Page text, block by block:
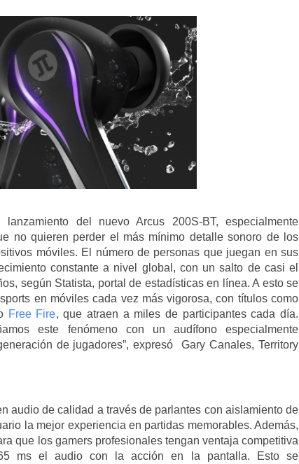
lanzamiento del nuevo Arcus 200S-BT, especialmente
no quieren perder el más mínimo detalle sonoro de los
móviles. El número de personas que juegan en sus
constante a nivel global, con un salto de casi el
según Statista, portal de estadísticas en línea. A esto se
en móviles cada vez más vigorosa, con títulos como
Free Fire, que atraen a miles de participantes cada día.
este fenómeno con un audífono especialmente
de jugadores”, expresóGary Canales, Territory
audio de calidad a través de parlantes con aislamiento de
la mejor experiencia en partidas memorables. Además,
que los gamers profesionales tengan ventaja competitiva
ms el audio con la acción en la pantalla. Esto se